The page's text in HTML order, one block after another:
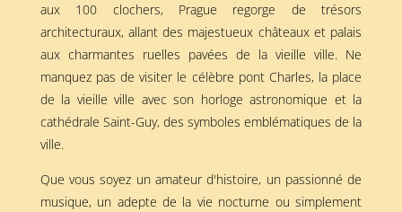
aux 100 clochers, Prague regorge de trésors
architecturaux, allant des majestueux châteaux et palais
aux charmantes ruelles pavées de la vieille ville. Ne
manquez pas de visiter le célèbre pont Charles, la place
de la vieille ville avec son horloge astronomique et la
cathédrale Saint-Guy, des symboles emblématiques de la
ville.
Que vous soyez un amateur d'histoire, un passionné de
musique, un adepte de la vie nocturne ou simplement